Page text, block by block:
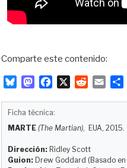
Comparte este contenido:
u
s
k
y
M
o
d
o
b
o
o
X
i
t
l
a
t
Ficha técnica:
MARTE (The Martian), EUA, 2015.
Dirección: Ridley Scott
Guion: Drew Goddard (Basado